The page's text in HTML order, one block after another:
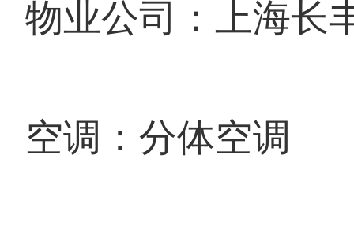
物业公司：上海长
空调：分体空调